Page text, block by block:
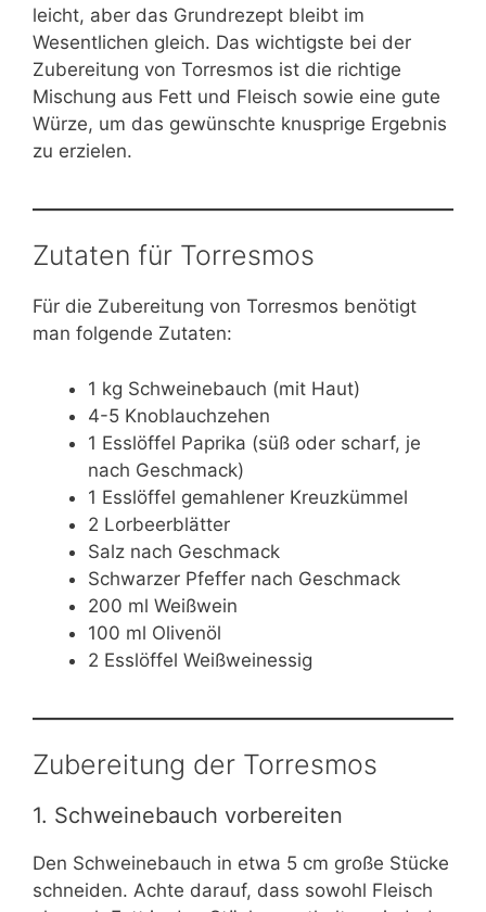
leicht, aber das Grundrezept bleibt im
Wesentlichen gleich. Das wichtigste bei der
Zubereitung von Torresmos ist die richtige
Mischung aus Fett und Fleisch sowie eine gute
Würze, um das gewünschte knusprige Ergebnis
zu erzielen.
Zutaten für Torresmos
Für die Zubereitung von Torresmos benötigt
man folgende Zutaten:
1 kg Schweinebauch (mit Haut)
4-5 Knoblauchzehen
1 Esslöffel Paprika (süß oder scharf, je
nach Geschmack)
1 Esslöffel gemahlener Kreuzkümmel
2 Lorbeerblätter
Salz nach Geschmack
Schwarzer Pfeffer nach Geschmack
200 ml Weißwein
100 ml Olivenöl
2 Esslöffel Weißweinessig
Zubereitung der Torresmos
1. Schweinebauch vorbereiten
Den Schweinebauch in etwa 5 cm große Stücke
schneiden. Achte darauf, dass sowohl Fleisch